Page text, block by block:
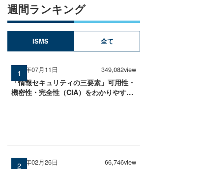
週間ランキング
ISMS 全て
2025年07月11日 349,082view
「情報セキュリティの三要素」可用性・
機密性・完全性（CIA）をわかりやすく
2026年02月26日 66,746view